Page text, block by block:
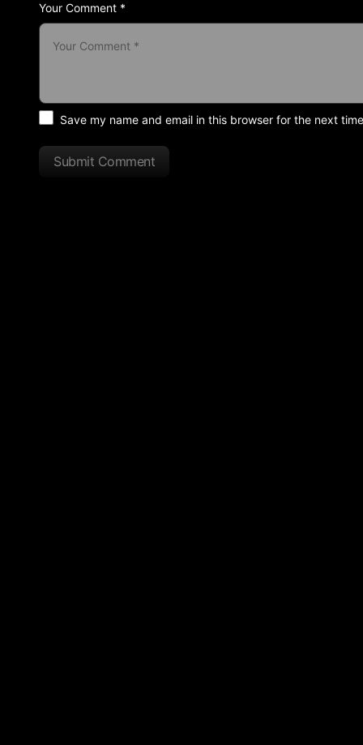
Your Comment *
Save my name and email in this browser for the next
Submit Comment